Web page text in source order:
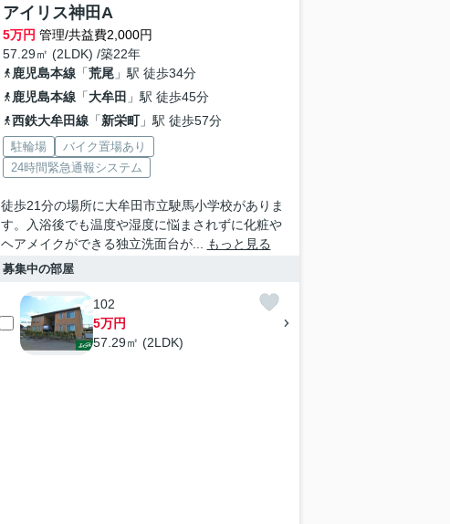
アイリス神田A
5万円 管理/共益費2,000円
57.29㎡ (2LDK) /築22年
鹿児島本線「荒尾」駅 徒歩34分
鹿児島本線「大牟田 」駅 徒歩45分
西鉄大牟田線「新栄町」駅 徒歩57分
駐輪場
バイク置場あり
24時間緊急通報システム
徒歩21分の場所に大牟田市立駛馬小学校がありま
す。入浴後でも温度や湿度に悩まされずに化粧や
ヘアメイクができる独立洗面台が...
もっと見る
募集中の部屋
102
5万円
57.29㎡ (2LDK)